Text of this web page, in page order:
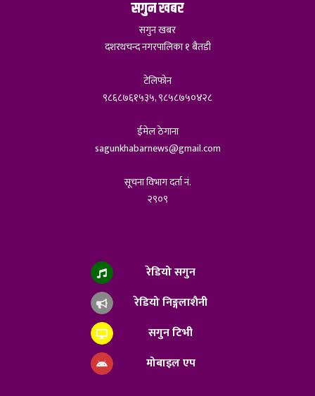
सगुन खबर
सगुन खबर
दशरथचन्द नगरपालिका १ बैतडी
टेलिफोन
९८६८७६१५३५, ९८५८७५०४२८
ईमेल ठेगाना
sagunkhabarnews@gmail.com
सूचना विभाग दर्ता नं.
२९०९
रेडियो सगुन
रेडियो निङ्गलाशैनी
सगुन टिभी
मोबाइल एप